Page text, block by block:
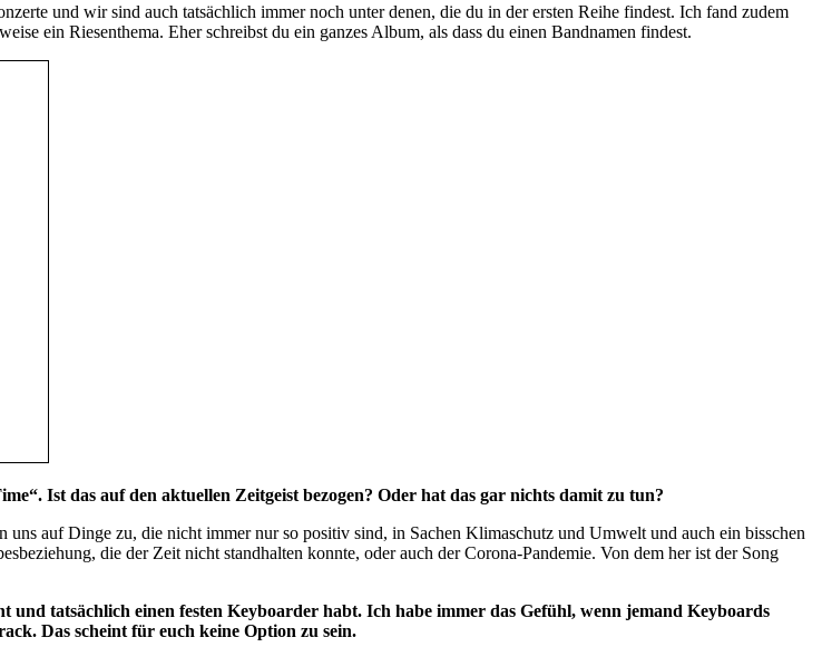
und wir sind auch tatsächlich immer noch unter denen, die du in der ersten Reihe findest. Ich fand zudem
ein Riesenthema. Eher schreibst du ein ganzes Album, als dass du einen Bandnamen findest.
Ist das auf den aktuellen Zeitgeist bezogen? Oder hat das gar nichts damit zu tun?
auf Dinge zu, die nicht immer nur so positiv sind, in Sachen Klimaschutz und Umwelt und auch ein bisschen
die der Zeit nicht standhalten konnte, oder auch der Corona-Pandemie. Von dem her ist der Song
und tatsächlich einen festen Keyboarder habt. Ich habe immer das Gefühl, wenn jemand Keyboards
Das scheint für euch keine Option zu sein.